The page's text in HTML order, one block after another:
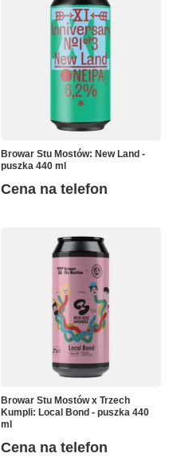
Browar Stu Mostów: New Land -
puszka 440 ml
Cena na telefon
Browar Stu Mostów x Trzech
Kumpli: Local Bond - puszka 440
ml
Cena na telefon